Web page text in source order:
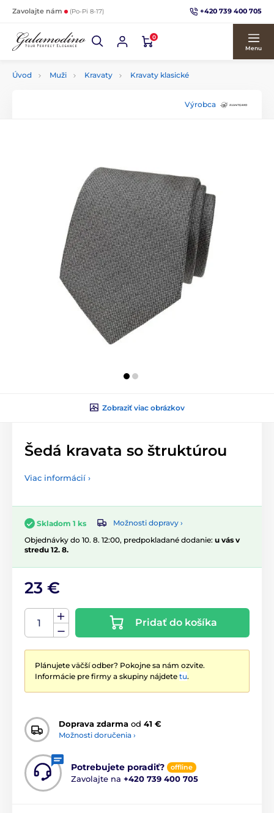
Zavolajte nám (Po-Pi 8-17) +420 739 400 705
0
Menu
Úvod Muži Kravaty Kravaty klasické
Výrobca
Zobraziť viac obrázkov
Šedá kravata so štruktúrou
Viac informácií ›
Skladom 1 ks
Možnosti dopravy ›
Objednávky do 10. 8. 12:00, predpokladané dodanie: u vás v
stredu 12. 8.
23 €
Pridať do košíka
Plánujete väčší odber? Pokojne sa nám ozvite.
Informácie pre firmy a skupiny nájdete tu.
Doprava zdarma od 41 €
Možnosti doručenia ›
Potrebujete poradiť? offline
Zavolajte na +420 739 400 705